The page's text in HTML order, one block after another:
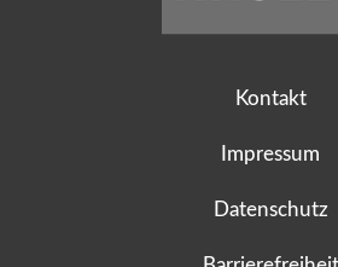
Kontakt
Impressum
Datenschutz